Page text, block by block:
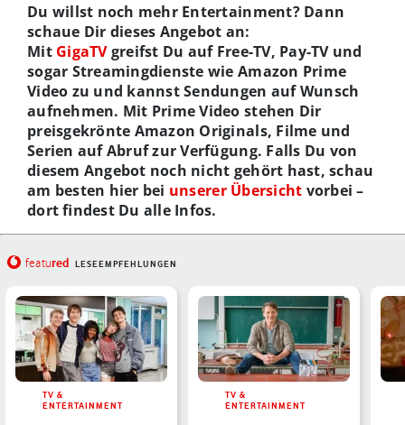
Du willst noch mehr Entertainment? Dann
schaue Dir dieses Angebot an:
Mit GigaTVgreifst Du auf Free-TV, Pay-TV und
sogar Streamingdienste wie Amazon Prime
Video zu und kannst Sendungen auf Wunsch
aufnehmen. Mit Prime Video stehen Dir
preisgekrönte Amazon Originals, Filme und
Serien auf Abruf zur Verfügung. Falls Du von
diesem Angebot noch nicht gehört hast, schau
am besten hier bei unserer Übersicht vorbei –
dort findest Du alle Infos.
featured LESEEMPFEHLUNGEN
TV &
ENTERTAINMENT
TV &
ENTERTAINMENT